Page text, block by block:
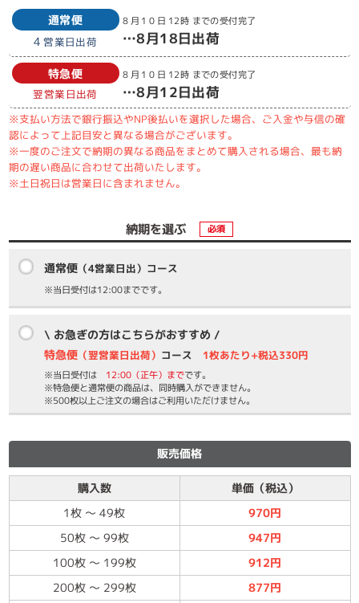
通常便
4 営業日出荷
8月10日 12時 までの受付完了
…8月18日出荷
特急便
翌営業日出荷
8月10日 12時 までの受付完了
…8月12日出荷
※支払い方法で銀行振込やNP後払いを選択した場合、ご入金や与信の確
認によって上記目安と異なる場合がございます。
※一度のご注文で納期の異なる商品をまとめて購入される場合、最も納
期の遅い商品に合わせて出荷いたします。
※土日祝日は営業日に含まれません。
納期を選ぶ 必須
通常便 （4営業日出）コース
※当日受付は12:00までです。
\ お急ぎの方はこちらがおすすめ /
特急便 （翌営業日出荷） コース 1枚あたり+税込330円
※当日受付は 12:00（正午）までです。
※特急便と通常便の商品は、同時購入ができません。
※500枚以上ご注文の場合はご利用いただけません。
販売価格
購入数
単価（税込）
1枚 ～ 49枚
970円
50枚 ～ 99枚
947円
100枚 ～ 199枚
912円
200枚 ～ 299枚
877円